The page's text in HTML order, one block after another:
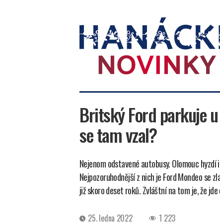
novinky
Britský Ford parkuje
se tam vzal?
Nejenom odstavené autobusy. Olomouc
Nejpozoruhodnější z nich je Ford Mondeo se
již skoro deset roků. Zvláštní na tom je, že
Datum25. ledna 2022 1 223